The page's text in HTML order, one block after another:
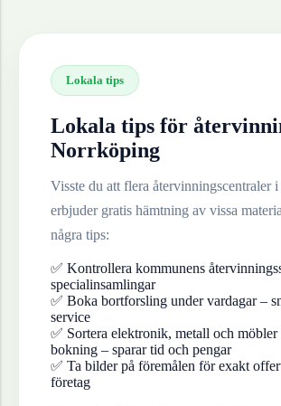
Lokala tips
Lokala tips för
Norrköping
Visste du att flera återvinningscentraler i
erbjuder gratis hämtning av vissa
några tips:
✅ Kontrollera kommunens
specialinsamlingar
✅ Boka bortforsling under vardagar –
service
✅ Sortera elektronik, metall och möbler
bokning – sparar tid och pengar
✅ Ta bilder på föremålen för exakt
företag